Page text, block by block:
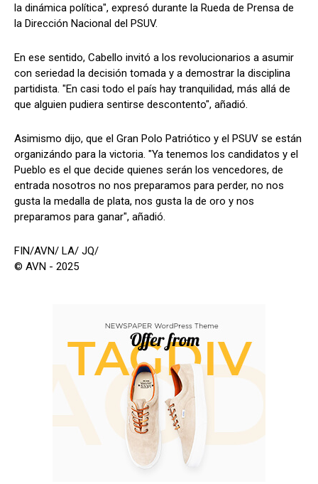
la dinámica política", expresó durante la Rueda de Prensa de
la Dirección Nacional del PSUV.
En ese sentido, Cabello invitó a los revolucionarios a asumir
con seriedad la decisión tomada y a demostrar la disciplina
partidista. "En casi todo el país hay tranquilidad, más allá de
que alguien pudiera sentirse descontento", añadió.
Asimismo dijo, que el Gran Polo Patriótico y el PSUV se están
organizándo para la victoria. "Ya tenemos los candidatos y el
Pueblo es el que decide quienes serán los vencedores, de
entrada nosotros no nos preparamos para perder, no nos
gusta la medalla de plata, nos gusta la de oro y nos
preparamos para ganar", añadió.
FIN/AVN/ LA/ JQ/
© AVN - 2025